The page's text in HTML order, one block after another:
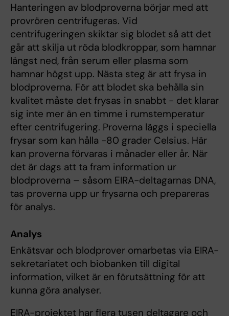
Hanteringen av blodproverna börjar med att
provrören centrifugeras. Vid
centrifugeringen skiktar sig blodet så att det
går att skilja ut röda blodkroppar, som hamnar
längst ned, från serum eller plasma som
hamnar högst upp. Nästa steg är att frysa in
blodproverna. För att blodet ska behålla sin
kvalitet måste det frysas in snabbt - det klarar
sig inte mer än en timme i rumstemperatur
efter centrifugering. Proverna läggs i speciella
frysar som kan hålla -80 grader Celsius. Här
kan proverna förvaras i månader eller år. När
det är dags att ta fram information ur
blodproverna – såsom EIRA-deltagarnas DNA,
tas proverna upp ur frysarna och prepareras
för analys.
Analys
Enkätsvar och blodprover omarbetas via EIRA-
sekretariatet och biobanken till digital
information, vilket är en förutsättning för att
kunna göra analyser.
EIRA-projektet har flera tusen deltagare och